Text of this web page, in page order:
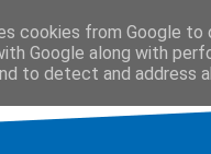
cookies from Google to
Google along with
to detect and address